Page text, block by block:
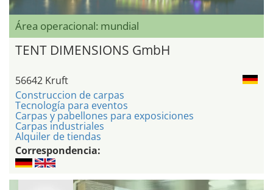
Área operacional: mundial
TENT DIMENSIONS GmbH
56642 Kruft
Construccion de carpas
Tecnología para eventos
Carpas y pabellones para exposiciones
Carpas industriales
Alquiler de tiendas
Correspondencia: